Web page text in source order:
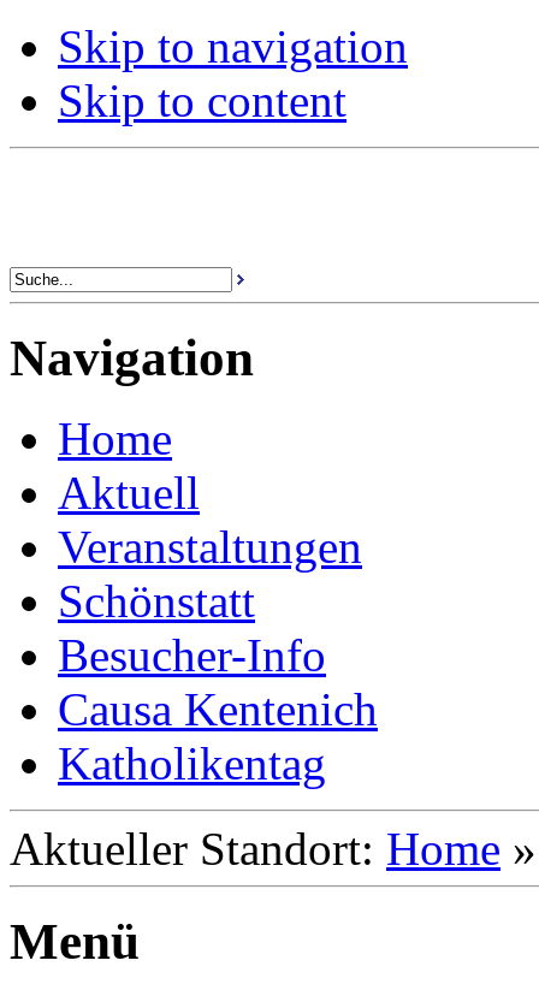
Skip to navigation
Skip to content
Navigation
Home
Aktuell
Veranstaltungen
Schönstatt
Besucher-Info
Causa Kentenich
Katholikentag
Aktueller Standort: Home
Menü